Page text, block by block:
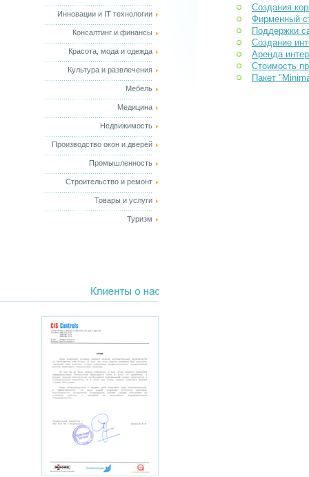
Инновации и IT технологии
Консалтинг и финансы
Красота, мода и одежда
Культура и развлечения
Мебель
Медицина
Недвижимость
Производство окон и дверей
Промышленность
Строительство и ремонт
Товары и услуги
Туризм
Создания
Фирменный
Поддержки
Создание
Аренда
Стоимость
Пакет